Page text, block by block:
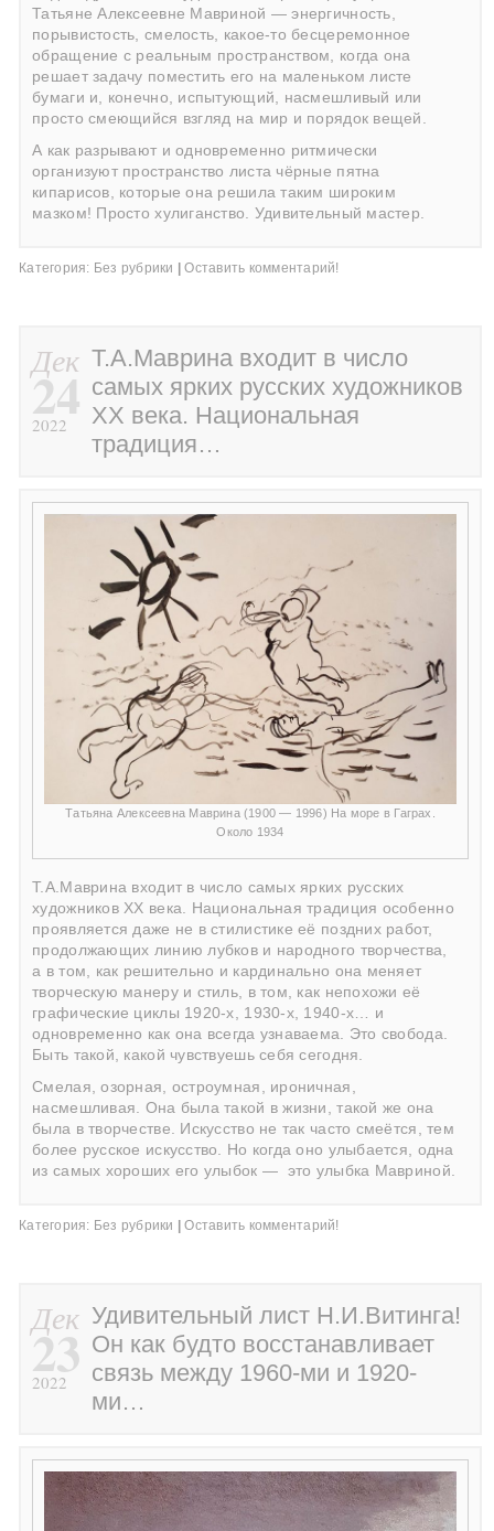
Татьяне Алексеевне Мавриной — энергичность,
порывистость, смелость, какое-то бесцеремонное
обращение с реальным пространством, когда она
решает задачу поместить его на маленьком листе
бумаги и, конечно, испытующий, насмешливый или
просто смеющийся взгляд на мир и порядок вещей.
А как разрывают и одновременно ритмически
организуют пространство листа чёрные пятна
кипарисов, которые она решила таким широким
мазком! Просто хулиганство. Удивительный мастер.
Категория: Без рубрики Оставить комментарий!
Дек
24
2022
Т.А.Маврина входит в число
самых ярких русских художников
ХХ века. Национальная
традиция…
Татьяна Алексеевна Маврина (1900 — 1996) На море в Гаграх.
Около 1934
Т.А.Маврина входит в число самых ярких русских
художников ХХ века. Национальная традиция особенно
проявляется даже не в стилистике её поздних работ,
продолжающих линию лубков и народного творчества,
а в том, как решительно и кардинально она меняет
творческую манеру и стиль, в том, как непохожи её
графические циклы 1920-х, 1930-х, 1940-х… и
одновременно как она всегда узнаваема. Это свобода.
Быть такой, какой чувствуешь себя сегодня.
Смелая, озорная, остроумная, ироничная,
насмешливая. Она была такой в жизни, такой же она
была в творчестве. Искусство не так часто смеётся, тем
более русское искусство. Но когда оно улыбается, одна
из самых хороших его улыбок — это улыбка Мавриной.
Категория: Без рубрики Оставить комментарий!
Дек
23
2022
Удивительный лист Н.И.Витинга!
Он как будто восстанавливает
связь между 1960-ми и 1920-
ми…